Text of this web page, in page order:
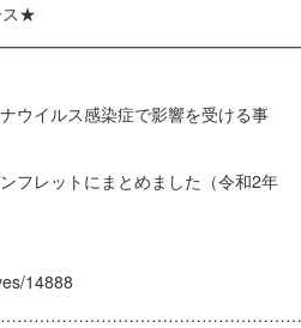
ス★
ウイルス感染症で影響を受ける事
フレットにまとめました（令和2年
14888